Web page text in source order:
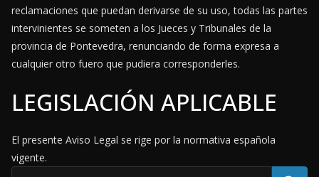
reclamaciones que puedan derivarse de su uso, todas las partes
intervinientes se someten a los Jueces y Tribunales de la
provincia de Pontevedra, renunciando de forma expresa a
cualquier otro fuero que pudiera corresponderles.
LEGISLACIÓN APLICABLE
El presente Aviso Legal se rige por la normativa española
vigente.